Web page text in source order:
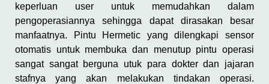
keperluan user untuk memudahkan dalam
pengoperasiannya sehingga dapat dirasakan besar
manfaatnya. Pintu Hermetic yang dilengkapi sensor
otomatis untuk membuka dan menutup pintu operasi
sangat sangat berguna utuk para dokter dan jajaran
stafnya yang akan melakukan tindakan operasi.